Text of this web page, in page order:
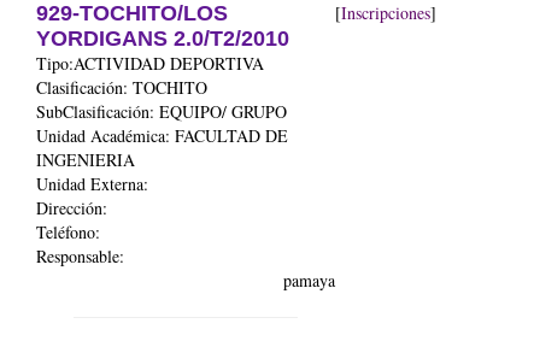
929-TOCHITO/LOS
YORDIGANS 2.0/T2/2010
Tipo:ACTIVIDAD DEPORTIVA
Clasificación: TOCHITO
SubClasificación: EQUIPO/ GRUPO
Unidad Académica: FACULTAD DE
INGENIERIA
Unidad Externa:
Dirección:
Teléfono:
Responsable:
pamaya
[Inscripciones]